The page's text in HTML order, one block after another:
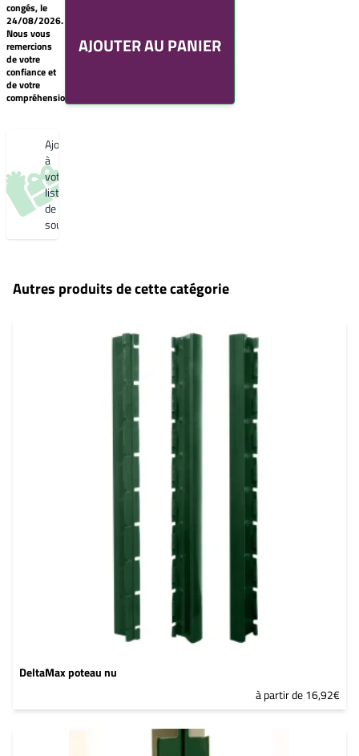
Gris 2900 Sablé
YW355F
Noir 2200
congés, le
24/08/2026.
Nous vous
remercions
de votre
confiance et
de votre
compréhension.
AJOUTER AU PANIER
souhaits
Un
produit
0,00€
Créer
une
nouvelle
souhaitsAjouter
à
votre
liste
de
souhaits
Autres produits de cette catégorie
DeltaMax poteau nu
à partir de 16,92€